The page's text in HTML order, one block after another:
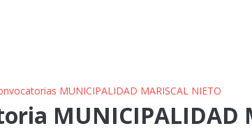
MUNICIPALIDAD MARISCAL NIETO
MUNICIPALIDAD